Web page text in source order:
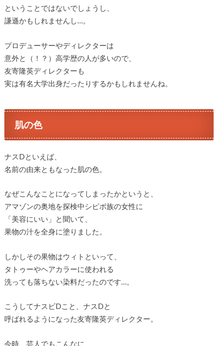
ということではないでしょうし、
謙遜かもしれませんし…。
プロデューサーやディレクターは
意外と（！？）高学歴の人が多いので、
友寄隆英ディレクターも
実は有名大学出身だったりするかもしれませんね。
肌の色
ナスDといえば、
名前の由来ともなった肌の色。
なぜこんなことになってしまったかというと、
アマゾンの奥地を探検中シピポ族の女性に
「美容にいい」と聞いて、
果物の汁を全身に塗りました。
しかしその果物はウィトといって、
タトゥーやヘアカラーに使われる
洗っても落ちない染料だったのです…。
こうしてナスビDこと、ナスDと
呼ばれるようになった友寄隆英ディレクター。
今時、芸人でもこんなに